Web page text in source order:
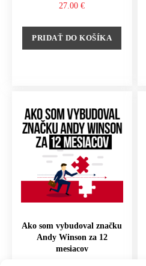
27.00€
PRIDAŤ DO KOŠÍKA
Ako som vybudoval značku
Andy Winson za 12
mesiacov